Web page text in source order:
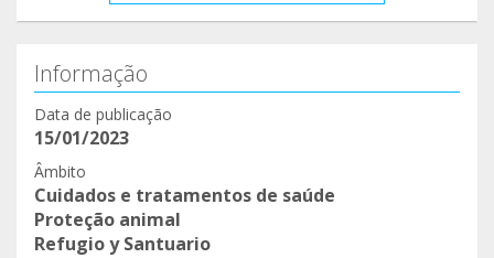
Informação
Data de publicação
15/01/2023
Âmbito
Cuidados e tratamentos de saúde
Proteção animal
Refugio y Santuario